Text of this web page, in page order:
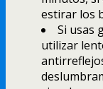
estirar los
Si usas
utilizar